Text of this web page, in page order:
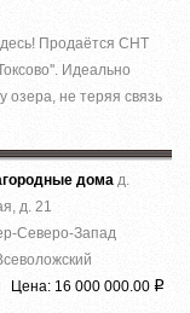
Прoдаётcя СНТ
Идеально
озера, не теряя связь
дома д.
д. 21
Северо-Запад
Цена: 16 000 000.00 Р